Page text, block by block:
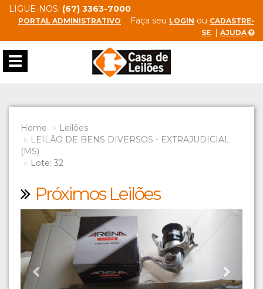
LIGUE-NOS: (67) 3363-7000
PORTAL ADMINISTRATIVO Faça seu LOGIN ou CADASTRE-
SE. | AJUDA
Toggle
navigation
Home
Leilões
LEILÃO DE BENS DIVERSOS - EXTRAJUDICIAL
(MS)
Lote: 32
Próximos Leilões
Previous Next